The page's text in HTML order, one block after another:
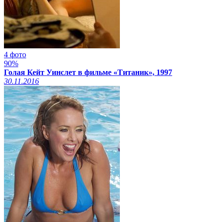
4 фото
90%
Голая Кейт Уинслет в фильме «Титаник», 1997
30.11.2016